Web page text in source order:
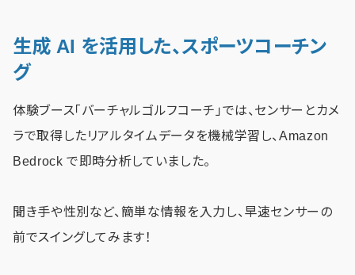
生成 AI を活用した、スポーツコーチン
グ
体験ブース「バーチャルゴルフコーチ」では、センサーとカメ
ラで取得したリアルタイムデータを機械学習し、Amazon
Bedrock で即時分析していました。
聞き手や性別など、簡単な情報を入力し、早速センサーの
前でスイングしてみます！